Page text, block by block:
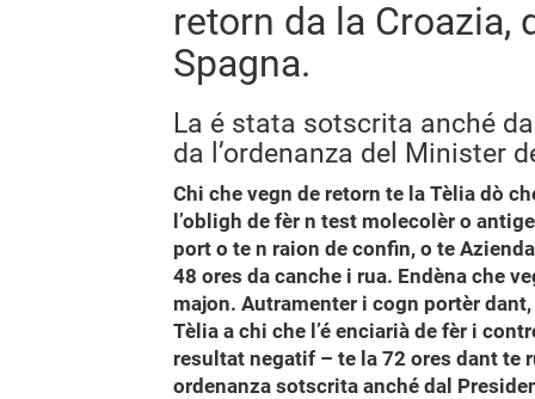
retorn da la Croazia,
Spagna.
La é stata sotscrita anché
da l’ordenanza del Minister
Chi che vegn de retorn te la Tèlia dò
l’obligh de fèr n test molecolèr o
port o te n raion de confin, o te
48 ores da canche i rua. Endèna che
majon. Autramenter i cogn portèr
Tèlia a chi che l’é enciarià de fèr i
resultat negatif – te la 72 ores dant te
ordenanza sotscrita anché dal